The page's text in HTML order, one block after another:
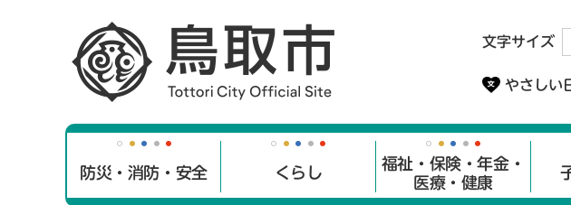
文字サイズ
やさしい
防災・消防・安全 くらし
福祉・保険・年金・
医療・健康